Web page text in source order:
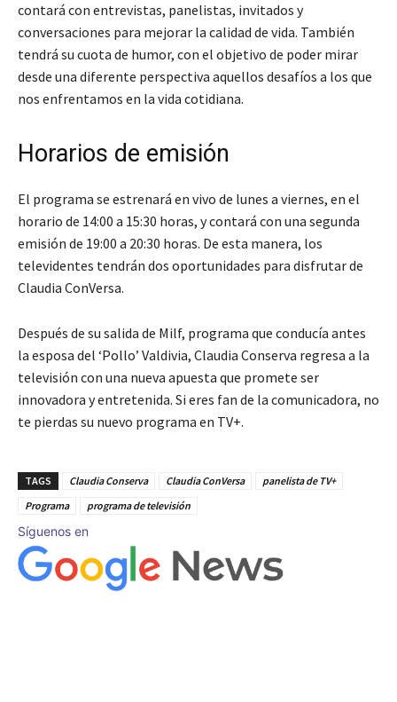
contará con entrevistas, panelistas, invitados y
conversaciones para mejorar la calidad de vida. También
tendrá su cuota de humor, con el objetivo de poder mirar
desde una diferente perspectiva aquellos desafíos a los que
nos enfrentamos en la vida cotidiana.
Horarios de emisión
El programa se estrenará en vivo de lunes a viernes, en el
horario de 14:00 a 15:30 horas, y contará con una segunda
emisión de 19:00 a 20:30 horas. De esta manera, los
televidentes tendrán dos oportunidades para disfrutar de
Claudia ConVersa.
Después de su salida de Milf, programa que conducía antes
la esposa del ‘Pollo’ Valdivia, Claudia Conserva regresa a la
televisión con una nueva apuesta que promete ser
innovadora y entretenida. Si eres fan de la comunicadora, no
te pierdas su nuevo programa en TV+.
TAGS Claudia Conserva Claudia ConVersa
panelista de TV+
Programa
programa de televisión
Síguenos en